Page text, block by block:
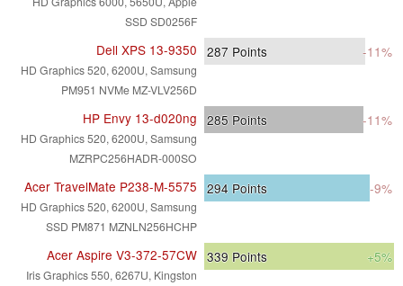
SSD SD0256F
Dell XPS 13-9350
HD Graphics 520, 6200U, Samsung
PM951 NVMe MZ-VLV256D
287 Points -11%
HP Envy 13-d020ng
HD Graphics 520, 6200U, Samsung
MZRPC256HADR-000SO
285 Points -11%
Acer TravelMate P238-M-5575
HD Graphics 520, 6200U, Samsung
SSD PM871 MZNLN256HCHP
294 Points -9%
Acer Aspire V3-372-57CW
Iris Graphics 550, 6267U, Kingston
339 Points +5%